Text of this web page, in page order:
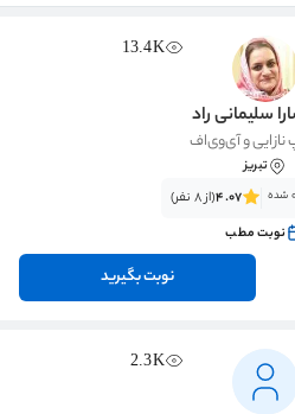
13.4K
سلیمانی راد
و آی‌وی‌اف
تبریز
شده 4.07(از 8 نفر)
نوبت مطب
نوبت بگیرید
2.3K